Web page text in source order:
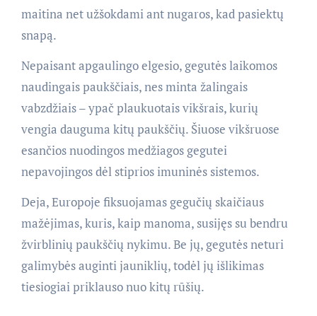
maitina net užšokdami ant nugaros, kad pasiektų
snapą.
Nepaisant apgaulingo elgesio, gegutės laikomos
naudingais paukščiais, nes minta žalingais
vabzdžiais – ypač plaukuotais vikšrais, kurių
vengia dauguma kitų paukščių. Šiuose vikšruose
esančios nuodingos medžiagos gegutei
nepavojingos dėl stiprios imuninės sistemos.
Deja, Europoje fiksuojamas gegučių skaičiaus
mažėjimas, kuris, kaip manoma, susijęs su bendru
žvirblinių paukščių nykimu. Be jų, gegutės neturi
galimybės auginti jauniklių, todėl jų išlikimas
tiesiogiai priklauso nuo kitų rūšių.